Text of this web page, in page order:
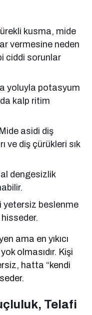
kusma, mide
vermesine neden
ciddi sorunlar
yoluyla potasyum
kalp ritim
asidi diş
ve diş çürükleri sık
dengesizlik
yetersiz beslenme
ama en yıkıcı
olmasıdır. Kişi
hatta “kendi
Telafi